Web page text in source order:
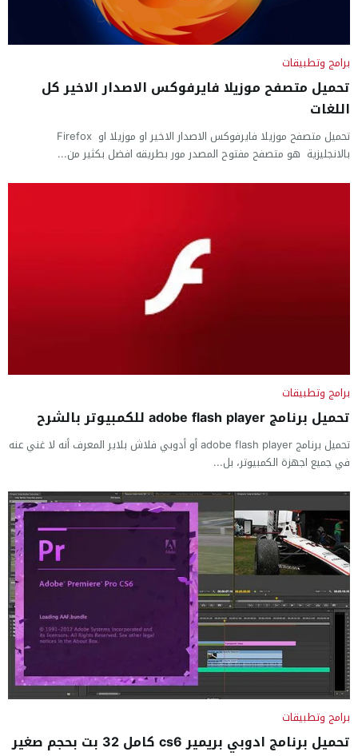
برامج وتطبيقات
تحميل متصفح موزيلا فايرفوكس الاصدار الاخير كل
اللغات
تحميل متصفح موزيلا فايرفوكس الاصدار الاخير او موزيلا او Firefox
بالانجليزية هو متصفح مفتوح المصدر مور بطريقه افضل بكثير من...
برامج وتطبيقات
تحميل برنامج adobe flash player للكمبيوتر بالشرح
تحميل برنامج adobe flash player أو أدوبي فلاش بلاير المعرف أنه لا غني عنه
في جميع اجهزة الكمبيوتر، بل...
برامج وتطبيقات
تحميل برنامج ادوبي بريمير cs6 كامل 32 بت بحجم صغير